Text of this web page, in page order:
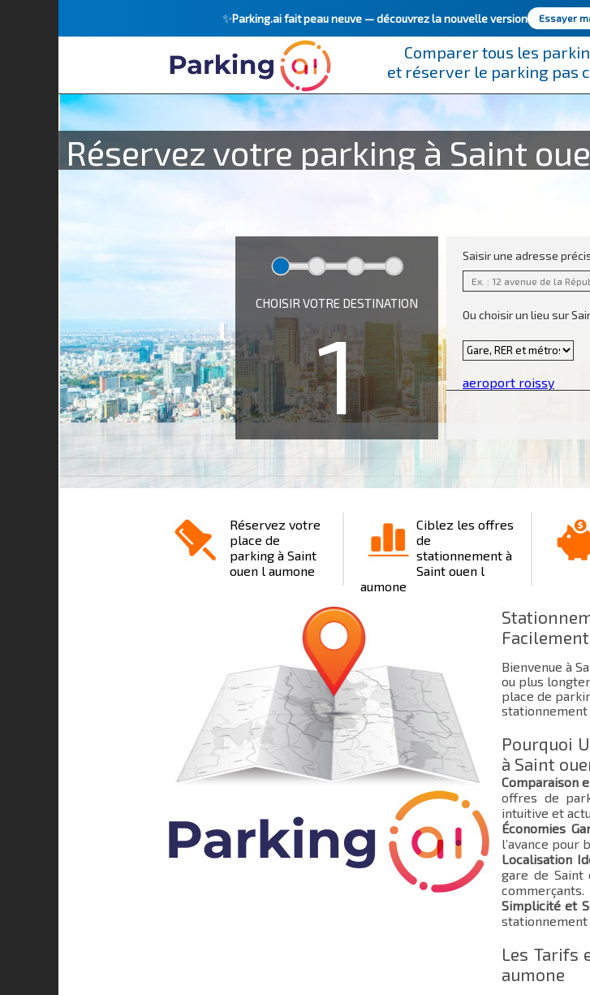
✨Parking.ai fait peau neuve —découvrez la nouvelle version Essayer
Comparer tous les
et réserver le parking pas
Réservez votre parking à Saint
CHOISIR VOTRE DESTINATION
1
Saisir une adresse
Ou choisir un lieu sur
aeroport roissy
Réservez votre
place de
parking à Saint
ouen l aumone
Ciblez les offres
de
stationnement à
Saint ouen l
aumone
Facilement
Bienvenue à
ou plus
place de
Pourquoi
à Saint
Comparaison
offres de
intuitive et
Économies
l’avance pour
Localisation
gare de Saint
commerçants.
Simplicité et
stationnement
Les Tarifs
aumone